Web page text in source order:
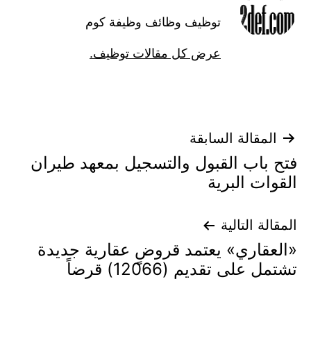
توظيف وظائف وظيفة كوم
عرض كل مقالات توظيف.
تصفّح
المقالات
المقالة السابقة
فتح باب القبول والتسجيل بمعهد طيران
القوات البرية
المقالة التالية
«العقاري» يعتمد قروضٍ عقارية جديدة
تشتمل على تقديم (12066) قرضاً